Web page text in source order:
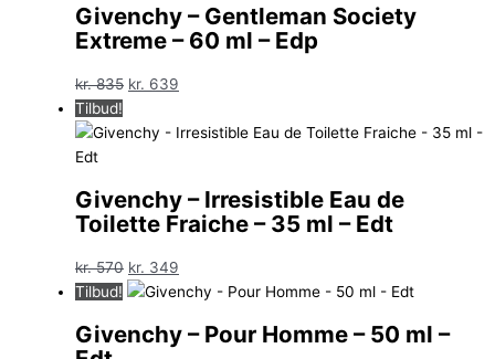
kr. 1.295.kr. 1.095.
Givenchy – Gentleman Society
Extreme – 60 ml – Edp
kr.835 Den
pris
kr. 639
pris
Tilbud!
Givenchy – Irresistible Eau de
Toilette Fraiche – 35 ml – Edt
kr.570 Den
oprindelige
var:
kr. 349
aktuelle
er:
Tilbud!
Givenchy – Pour Homme – 50 ml –